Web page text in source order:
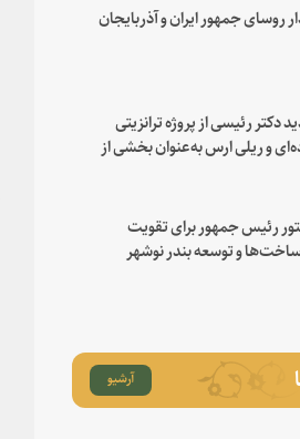
روسای جمهور ایران و آذربایجان
دکتر رئیسی از پروژه ترانزیتی
و ریلی ارس به‌عنوان بخشی از
رئیس جمهور برای تقویت
و توسعه بندر نوشهر
آرشیو